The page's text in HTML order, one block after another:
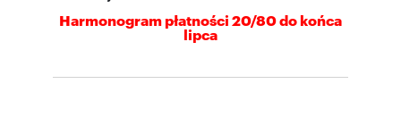
Harmonogram płatności 20/80 do końca
lipca